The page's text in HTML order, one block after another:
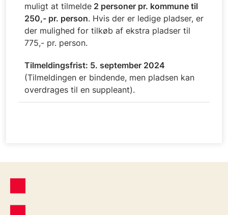
muligt at tilmelde 2 personer pr. kommune til
250,- pr. person. Hvis der er ledige pladser, er
der mulighed for tilkøb af ekstra pladser til
775,- pr. person.
Tilmeldingsfrist: 5. september 2024
(Tilmeldingen er bindende, men pladsen kan
overdrages til en suppleant).